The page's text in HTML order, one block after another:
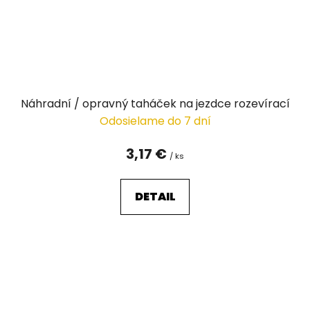
Náhradní / opravný taháček na jezdce rozevírací
Odosielame do 7 dní
3,17 € / ks
DETAIL